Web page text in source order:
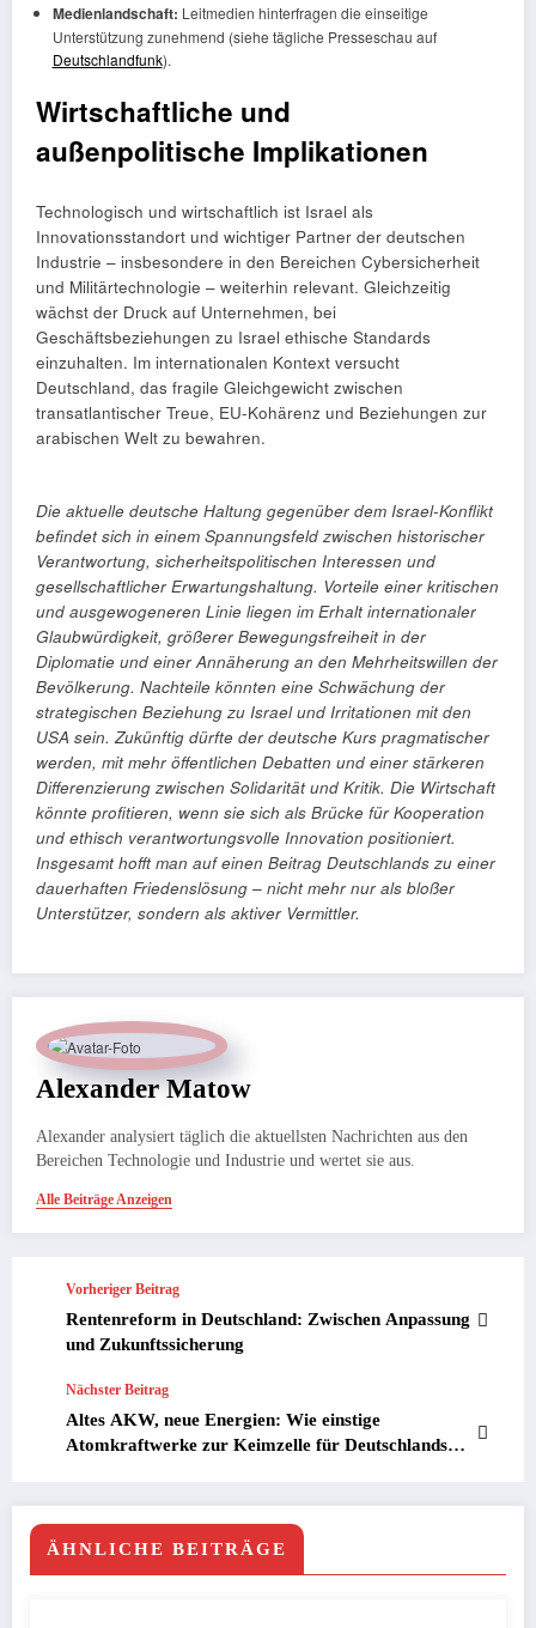
Medienlandschaft: Leitmedien hinterfragen die einseitige
Unterstützung zunehmend (siehe tägliche Presseschau auf
Deutschlandfunk).
Wirtschaftliche und
außenpolitische Implikationen
Technologisch und wirtschaftlich ist Israel als
Innovationsstandort und wichtiger Partner der deutschen
Industrie – insbesondere in den Bereichen Cybersicherheit
und Militärtechnologie – weiterhin relevant. Gleichzeitig
wächst der Druck auf Unternehmen, bei
Geschäftsbeziehungen zu Israel ethische Standards
einzuhalten. Im internationalen Kontext versucht
Deutschland, das fragile Gleichgewicht zwischen
transatlantischer Treue, EU-Kohärenz und Beziehungen zur
arabischen Welt zu bewahren.
Die aktuelle deutsche Haltung gegenüber dem Israel-Konflikt
befindet sich in einem Spannungsfeld zwischen historischer
Verantwortung, sicherheitspolitischen Interessen und
gesellschaftlicher Erwartungshaltung. Vorteile einer kritischen
und ausgewogeneren Linie liegen im Erhalt internationaler
Glaubwürdigkeit, größerer Bewegungsfreiheit in der
Diplomatie und einer Annäherung an den Mehrheitswillen der
Bevölkerung. Nachteile könnten eine Schwächung der
strategischen Beziehung zu Israel und Irritationen mit den
USA sein. Zukünftig dürfte der deutsche Kurs pragmatischer
werden, mit mehr öffentlichen Debatten und einer stärkeren
Differenzierung zwischen Solidarität und Kritik. Die Wirtschaft
könnte profitieren, wenn sie sich als Brücke für Kooperation
und ethisch verantwortungsvolle Innovation positioniert.
Insgesamt hofft man auf einen Beitrag Deutschlands zu einer
dauerhaften Friedenslösung – nicht mehr nur als bloßer
Unterstützer, sondern als aktiver Vermittler.
Alexander Matow
Alexander analysiert täglich die aktuellsten Nachrichten aus den
Bereichen Technologie und Industrie und wertet sie aus.
Alle Beiträge Anzeigen
Vorheriger Beitrag
Rentenreform in Deutschland: Zwischen Anpassung
und Zukunftssicherung
Nächster Beitrag
Altes AKW, neue Energien: Wie einstige
Atomkraftwerke zur Keimzelle für Deutschlands
ÄHNLICHE BEITRÄGE